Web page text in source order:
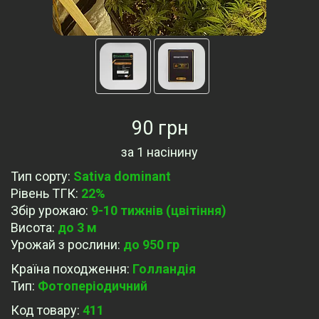
90 грн
за 1 насінину
Тип сорту: Sativa dominant
Рівень ТГК: 22%
Збір урожаю: 9-10 тижнів (цвітіння)
Висота: до 3 м
Урожай з рослини: до 950 гр
Країна походження: Голландія
Тип: Фотоперіодичний
Код товару: 411